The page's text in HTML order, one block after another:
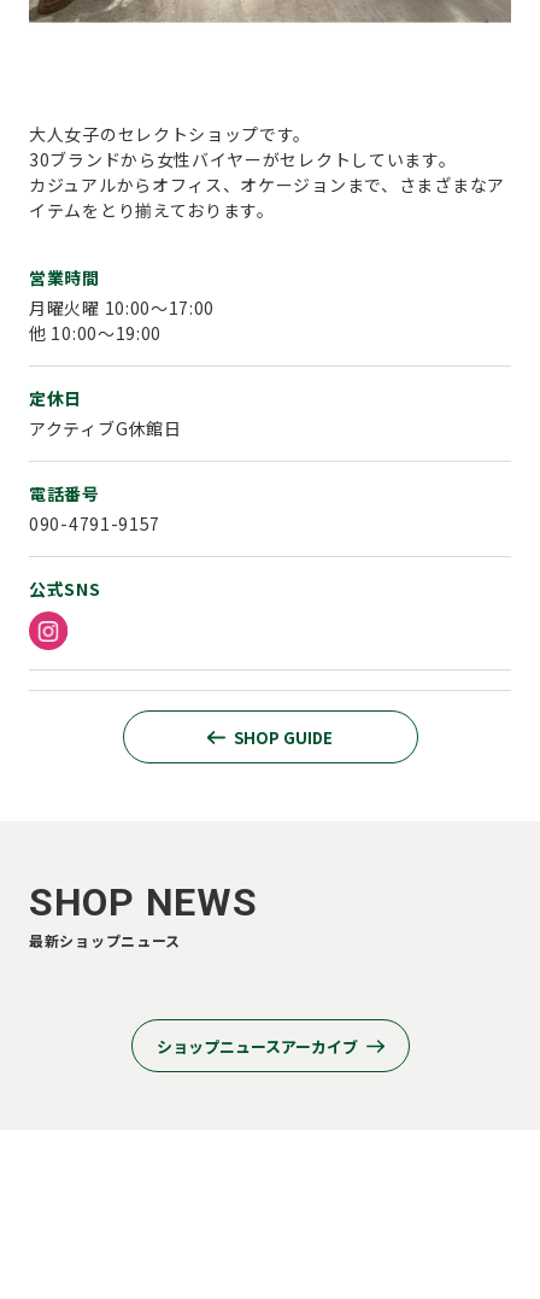
大人女子のセレクトショップです。
30ブランドから女性バイヤーがセレクトしています。
カジュアルからオフィス、オケージョンまで、さまざまなア
イテムをとり揃えております。
営業時間
月曜火曜 10:00～17:00
他 10:00～19:00
定休日
アクティブG休館日
電話番号
090-4791-9157
公式SNS
SHOP GUIDE
SHOP NEWS
最新ショップニュース
ショップニュースアーカイブ